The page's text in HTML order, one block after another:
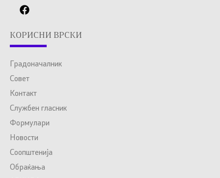
КОРИСНИ ВРСКИ
Градоначалник
Совет
Контакт
Службен гласник
Формулари
Новости
Соопштенија
Обраќања